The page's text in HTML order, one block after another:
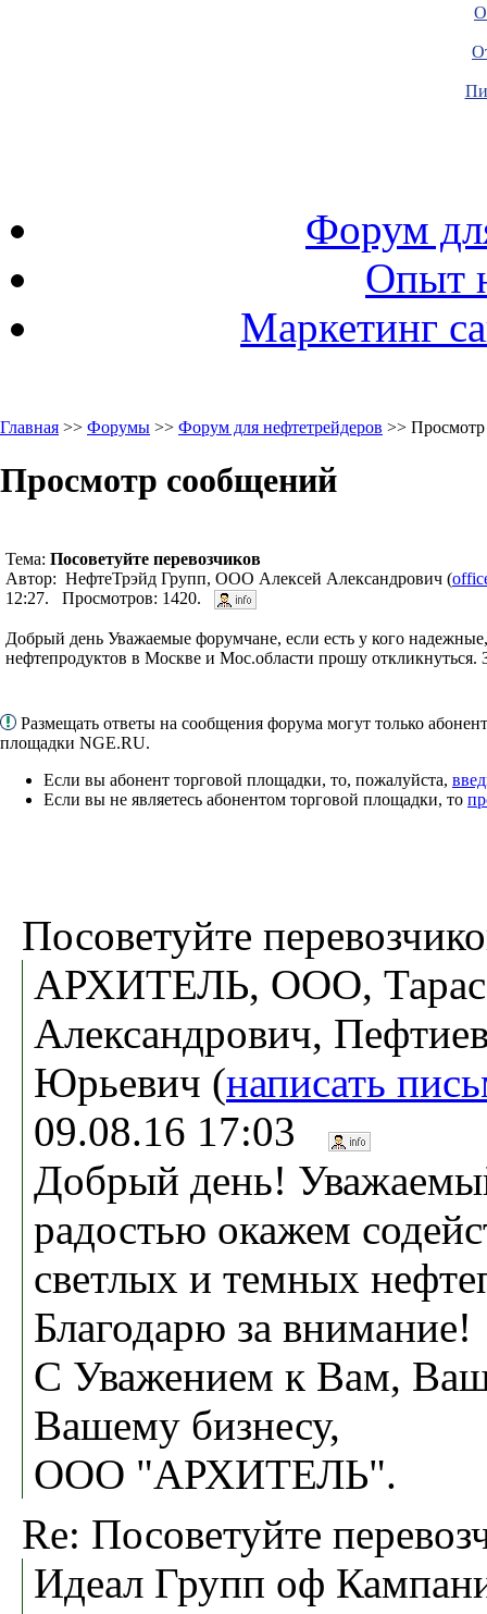
Форум
Опыт
Маркетинг
Главная >> Форумы >> Форум для нефтетрейдеров >>
Просмотр сообщений
Тема: Посоветуйте перевозчиков
Автор: НефтеТрэйд Групп, ООО Алексей Александрович (
12:27. Просмотров: 1420.
Добрый день Уважаемые форумчане, если есть у кого
нефтепродуктов в Москве и Мос.области прошу откликнуться.
Размещать ответы на сообщения форума могут только
площадки NGE.RU.
Если вы абонент торговой площадки, то, пожалуйста,
Если вы не являетесь абонентом торговой площадки, то
Посоветуйте
АРХИТЕЛЬ, ООО,
Александрович,
Юрьевич (написать
09.08.16 17:03
Добрый день!
радостью окажем
светлых и темных
Благодарю за внимание!
С Уважением к Вам,
Вашему бизнесу,
ООО "АРХИТЕЛЬ".
Re: Посоветуйте
Идеал Групп оф